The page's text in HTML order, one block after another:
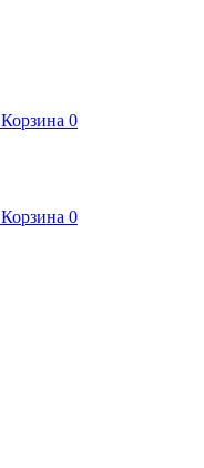
Корзина 0
Корзина 0